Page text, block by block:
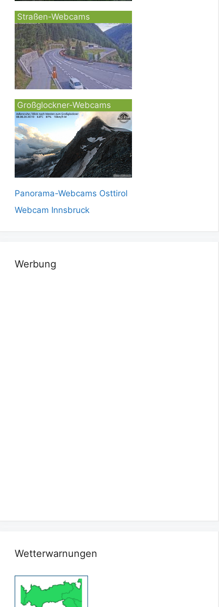
Straßen-Webcams
Großglockner-Webcams
Panorama-Webcams Osttirol
Webcam Innsbruck
Werbung
Wetterwarnungen